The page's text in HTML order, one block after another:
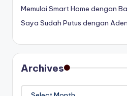
Memulai Smart Home dengan
Saya Sudah Putus dengan
Archives
Archives